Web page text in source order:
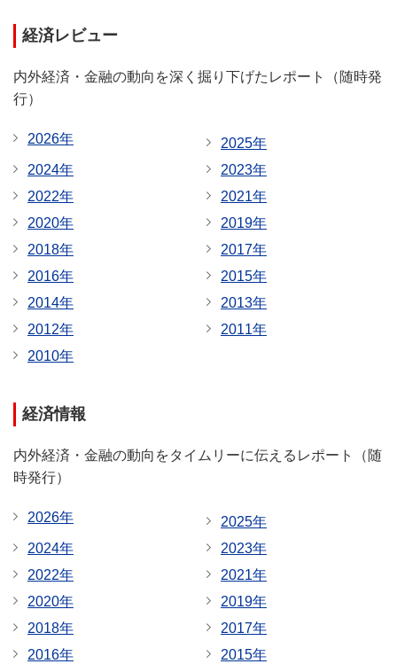
経済レビュー
内外経済・金融の動向を深く掘り下げたレポート（随時発
行）
2026年
2025年
2024年
2023年
2022年
2021年
2020年
2019年
2018年
2017年
2016年
2015年
2014年
2013年
2012年
2011年
2010年
経済情報
内外経済・金融の動向をタイムリーに伝えるレポート（随
時発行）
2026年
2025年
2024年
2023年
2022年
2021年
2020年
2019年
2018年
2017年
2016年
2015年